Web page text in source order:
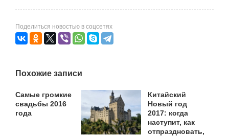
Поделиться новостью в соцсетях
Похожие записи
Самые громкие
свадьбы 2016
года
Китайский
Новый год
2017: когда
наступит, как
отпраздновать,